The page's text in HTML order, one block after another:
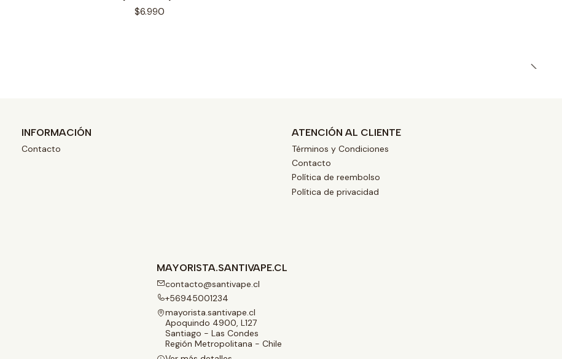
$6.990
INFORMACIÓN
Contacto
ATENCIÓN AL CLIENTE
Términos y Condiciones
Contacto
Política de reembolso
Política de privacidad
MAYORISTA.SANTIVAPE.CL
contacto@santivape.cl
+56945001234
mayorista.santivape.cl
Apoquindo 4900, L127
Santiago - Las Condes
Región Metropolitana - Chile